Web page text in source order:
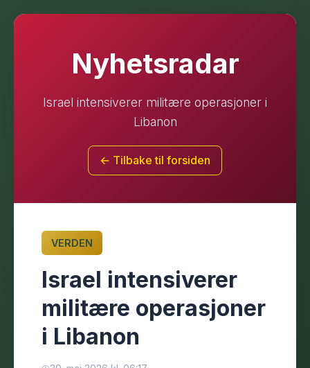
Nyhetsradar
Israel intensiverer militære operasjoner i
Libanon
← Tilbake til forsiden
VERDEN
Israel intensiverer
militære operasjoner
i Libanon